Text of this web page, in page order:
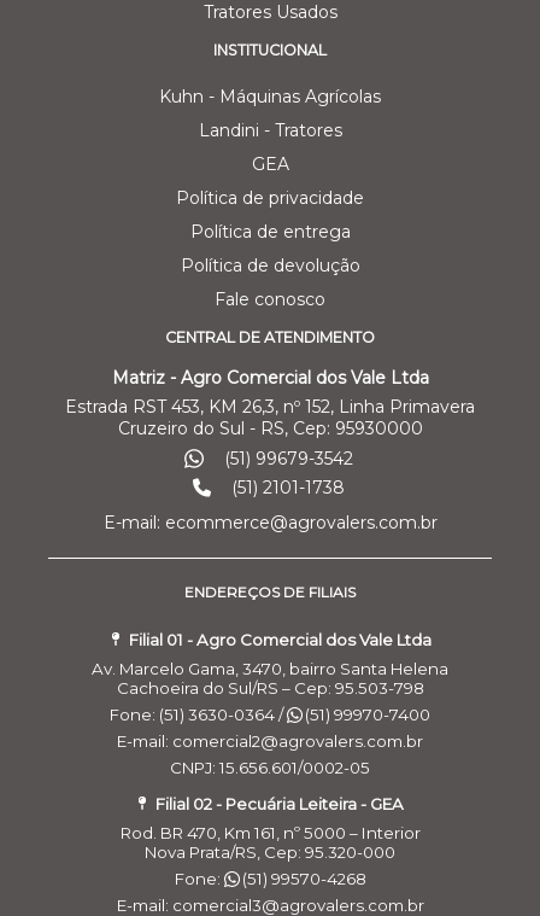
Tratores Usados
INSTITUCIONAL
Kuhn - Máquinas Agrícolas
Landini - Tratores
GEA
Política de privacidade
Política de entrega
Política de devolução
Fale conosco
CENTRAL DE ATENDIMENTO
Matriz - Agro Comercial dos Vale Ltda
Estrada RST 453, KM 26,3, nº 152, Linha Primavera
Cruzeiro do Sul - RS, Cep: 95930000
(51) 99679-3542
(51) 2101-1738
E-mail: ecommerce@agrovalers.com.br
ENDEREÇOS DE FILIAIS
Filial 01 - Agro Comercial dos Vale Ltda
Av. Marcelo Gama, 3470, bairro Santa Helena
Cachoeira do Sul/RS – Cep: 95.503-798
Fone: (51) 3630-0364 /
(51) 99970-7400
E-mail: comercial2@agrovalers.com.br
CNPJ: 15.656.601/0002-05
Filial 02 - Pecuária Leiteira - GEA
Rod. BR 470, Km 161, nº 5000 – Interior
Nova Prata/RS, Cep: 95.320-000
Fone:
(51) 99570-4268
E-mail: comercial3@agrovalers.com.br